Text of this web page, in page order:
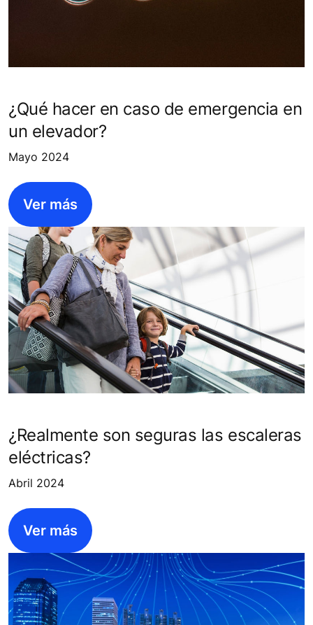
¿Qué hacer en caso de emergencia en
un elevador?
Mayo 2024
Ver más
¿Realmente son seguras las escaleras
eléctricas?
Abril 2024
Ver más